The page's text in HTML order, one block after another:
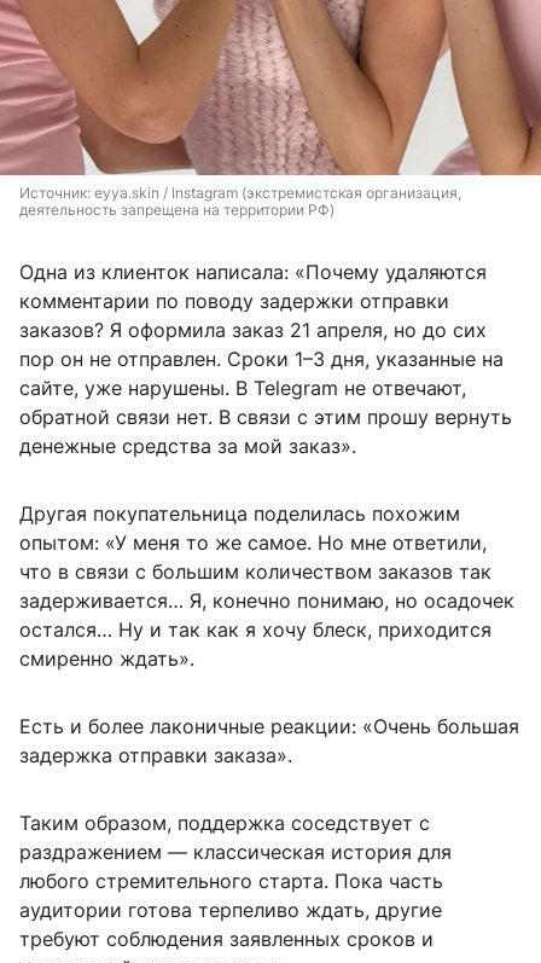
Источник: eyya.skin / Instagram (экстремистская организация,
деятельность запрещена на территории РФ)
Одна из клиенток написала: «Почему удаляются
комментарии по поводу задержки отправки
заказов? Я оформила заказ 21 апреля, но до сих
пор он не отправлен. Сроки 1–3 дня, указанные на
сайте, уже нарушены. В Telegram не отвечают,
обратной связи нет. В связи с этим прошу вернуть
денежные средства за мой заказ».
Другая покупательница поделилась похожим
опытом: «У меня то же самое. Но мне ответили,
что в связи с большим количеством заказов так
задерживается… Я, конечно понимаю, но осадочек
остался… Ну и так как я хочу блеск, приходится
смиренно ждать».
Есть и более лаконичные реакции: «Очень большая
задержка отправки заказа».
Таким образом, поддержка соседствует с
раздражением — классическая история для
любого стремительного старта. Пока часть
аудитории готова терпеливо ждать, другие
требуют соблюдения заявленных сроков и